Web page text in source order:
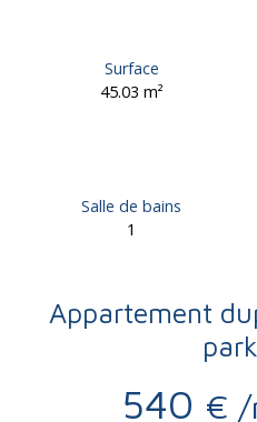
Surface
45.03 m²
Salle de bains
1
Appartement
540 € /